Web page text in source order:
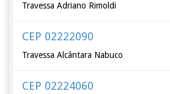
Travessa Adriano Rimoldi
CEP 02222090
Travessa Alcântara Nabuco
CEP 02224060